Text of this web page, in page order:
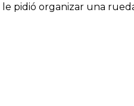
le pidió organizar una